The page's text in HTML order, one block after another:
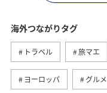
海外つながりタグ
トラベル 旅マエ
ヨーロッパ グルメ